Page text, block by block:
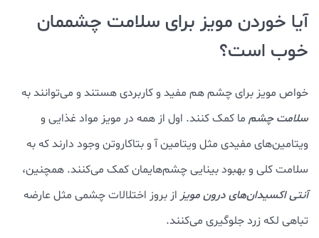
آیا خوردن مویز برای سلامت چشممان
خوب است؟
خواص مویز برای چشم هم مفید و کاربردی هستند و می‌توانند به
سلامت چشم ما کمک کنند. اول از همه در مویز مواد غذایی و
ویتامین‌های مفیدی مثل ویتامین آ و بتاکاروتن وجود دارند که به
سلامت کلی و بهبود بینایی چشم‌هایمان کمک می‌کنند. همچنین،
آنتی اکسیدان‌های درون مویز از بروز اختلالات چشمی مثل عارضه
تباهی لکه زرد جلوگیری می‌کنند.